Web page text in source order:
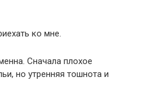
ко мне.
Сначала плохое
но утренняя тошнота и